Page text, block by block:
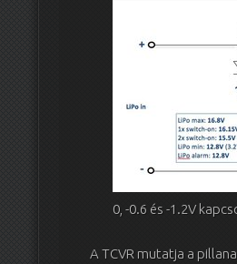
0, -0.6 és -1.2V
A TCVR mutatja a